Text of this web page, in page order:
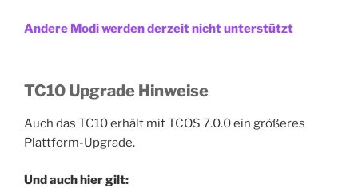
Andere Modi werden derzeit nicht unterstützt
TC10 Upgrade Hinweise
Auch das TC10 erhält mit TCOS 7.0.0 ein größeres
Plattform-Upgrade.
Und auch hier gilt: